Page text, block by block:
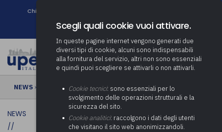
Chi siamo
Newsletter
NEWS ›
NEWS
//
Scegli quali cookie vuoi attivare.
In queste pagine internet vengono generati due
diversi tipi di cookie, alcuni sono indispensabili
alla fornitura del servizio, altri non sono essenziali
e quindi puoi scegliere se attivarli o non attivarli.
Cookie tecnici: sono essenziali per lo
svolgimento delle operazioni strutturali e la
sicurezza del sito.
Cookie analitici: raccolgono i dati degli utenti
che visitano il sito web anonimizzandoli.